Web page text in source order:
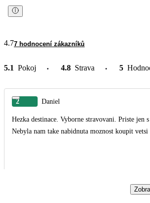
4.77 hodnocení zákazníků
5.1 Pokoj 4.8 Strava 5
2 Daniel
Hezka destinace. Vyborne stravovani. Priste jen
Nebyla nam take nabidnuta moznost koupit vetsi